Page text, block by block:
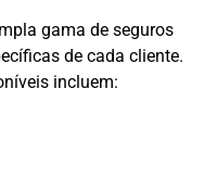
gama de seguros
de cada cliente.
incluem: